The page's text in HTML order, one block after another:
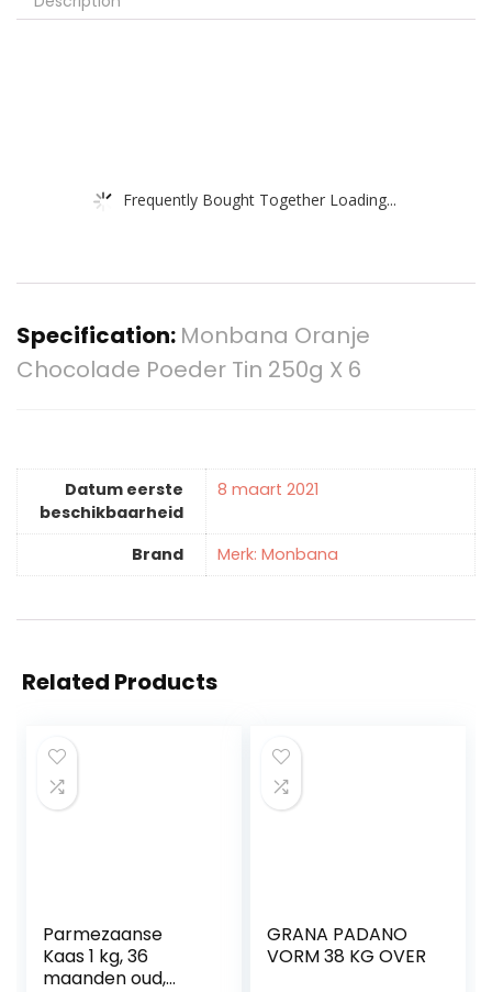
Frequently Bought Together Loading...
Specification: Monbana Oranje
Chocolade Poeder Tin 250g X 6
Datum eerste
beschikbaarheid
8 maart 2021
Brand Merk: Monbana
Related Products
Parmezaanse
Kaas 1 kg, 36
maanden oud,
GRANA PADANO
VORM 38 KG OVER